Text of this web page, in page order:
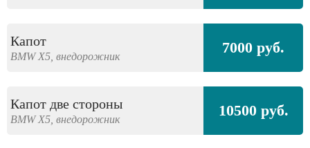
Капот
BMWX5, внедорожник 7000 руб.
Капот две стороны
BMWX5, внедорожник 10500 руб.